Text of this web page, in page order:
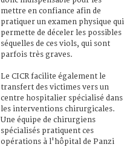
mettre en confiance afin de
pratiquer un examen physique qui
permette de déceler les possibles
séquelles de ces viols, qui sont
parfois très graves.
Le CICR facilite également le
transfert des victimes vers un
centre hospitalier spécialisé dans
les interventions chirurgicales.
Une équipe de chirurgiens
spécialisés pratiquent ces
opérations à l'hôpital de Panzi